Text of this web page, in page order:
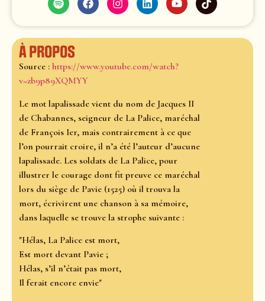
À propos
Source : https://www.youtube.com/watch?
v=zb9p89XQMYY
Le mot lapalissade vient du nom de Jacques II
de Chabannes, seigneur de La Palice, maréchal
de François Ier, mais contrairement à ce que
l’on pourrait croire, il n’a été l’auteur d’aucune
lapalissade. Les soldats de La Palice, pour
illustrer le courage dont fit preuve ce maréchal
lors du siège de Pavie (1525) où il trouva la
mort, écrivirent une chanson à sa mémoire,
dans laquelle se trouve la strophe suivante :
"Hélas, La Palice est mort,
Est mort devant Pavie ;
Hélas, s’il n’était pas mort,
Il ferait encore envie"